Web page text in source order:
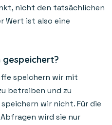
nicht den tatsächlichen
Wert ist also eine
speichern wir mit
betreiben und zu
speichern wir nicht. Für die
wird sie nur